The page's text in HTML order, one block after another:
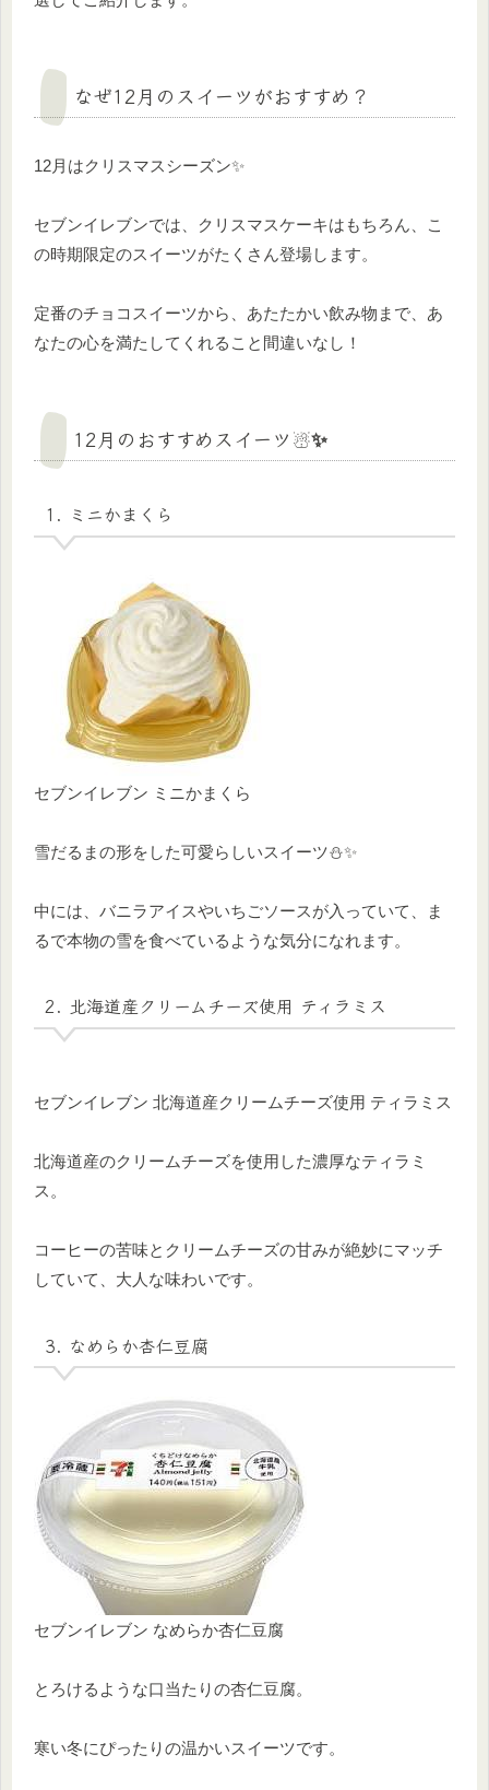
なぜ12月のスイーツがおすすめ？
12月はクリスマスシーズン✨
セブンイレブンでは、クリスマスケーキはもちろん、こ
の時期限定のスイーツがたくさん登場します。
定番のチョコスイーツから、あたたかい飲み物まで、あ
なたの心を満たしてくれること間違いなし！
12月のおすすめスイーツ☃️✨
1. ミニかまくら
セブンイレブン ミニかまくら
雪だるまの形をした可愛らしいスイーツ⛄✨
中には、バニラアイスやいちごソースが入っていて、ま
るで本物の雪を食べているような気分になれます。
2. 北海道産クリームチーズ使用 ティラミス
セブンイレブン 北海道産クリームチーズ使用 ティラミス
北海道産のクリームチーズを使用した濃厚なティラミ
ス。
コーヒーの苦味とクリームチーズの甘みが絶妙にマッチ
していて、大人な味わいです。
3. なめらか杏仁豆腐
セブンイレブン なめらか杏仁豆腐
とろけるような口当たりの杏仁豆腐。
寒い冬にぴったりの温かいスイーツです。